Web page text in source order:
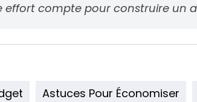
effort compte pour construire un
Astuces Pour Économiser